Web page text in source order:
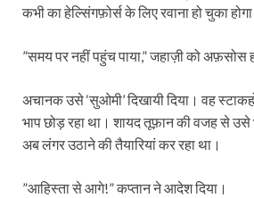
कभी का हेल्सिंगफ़ोर्स के लिए रवाना हो चुका
”समय पर नहीं पहुंच पाया,” जहाज़ी को अफ़सोस
अचानक उसे ‘सुओमी’ दिखायी दिया। वह
भाप छोड़ रहा था। शायद तूफ़ान की वजह से
अब लंगर उठाने की तैयारियां कर रहा था।
”आहिस्ता से आगे!” कप्तान ने आदेश दिया।